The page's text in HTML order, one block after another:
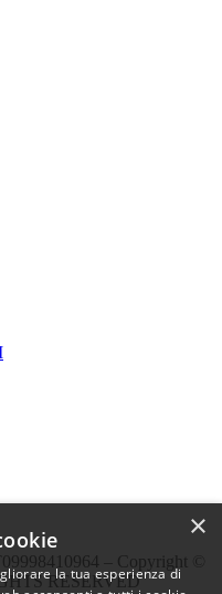
– Copyright ©
RESERVED
×
la tua esperienza di